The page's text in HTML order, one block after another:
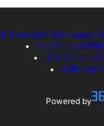
© Copyright 36Kr Japan,
コンテンツの利用
プライバシーポ
お問い合わ
Powered by